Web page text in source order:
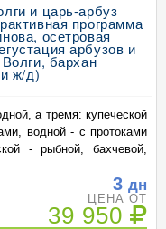
и царь-арбуз
программа
осетровая
арбузов и
бархан
ж/д)
а тремя: купеческой
водной - с протоками
- рыбной, бахчевой,
3 дн
ЦЕНА ОТ
39 950